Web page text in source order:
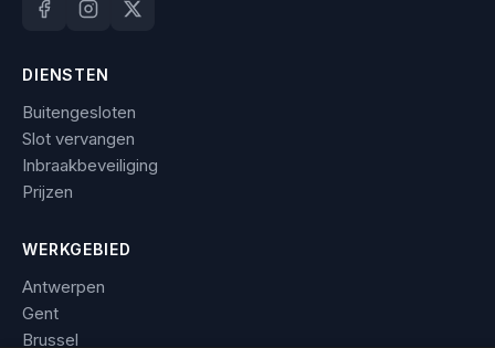
DIENSTEN
Buitengesloten
Slot vervangen
Inbraakbeveiliging
Prijzen
WERKGEBIED
Antwerpen
Gent
Brussel